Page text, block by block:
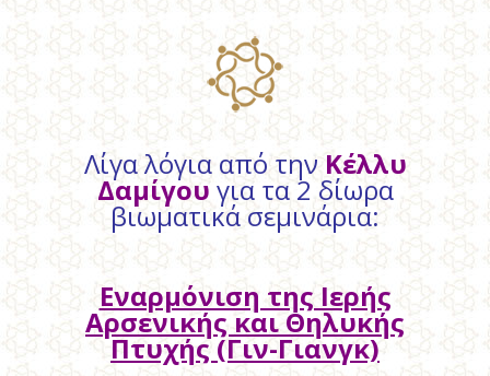
Λίγα λόγια από την Κέλλυ
Δαμίγουγια τα 2 δίωρα
βιωματικά σεμινάρια:
Εναρμόνιση της Ιερής
Αρσενικής και Θηλυκής
Πτυχής (Γιν-Γιανγκ)